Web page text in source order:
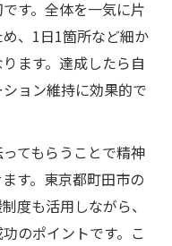
す。全体を一気に片
、1日1箇所など細か
ます。達成したら自
ョン維持に効果的で
てもらうことで精神
す。東京都町田市の
度も活用しながら、
のポイントです。こ